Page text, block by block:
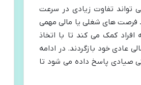
تواند تفاوت زیادی در سرعت
فرصت های شغلی یا مالی مهمی
افراد کمک می کند تا با اتخاذ
عادی خود بازگردند. در ادامه
صیادی پاسخ داده می شود تا